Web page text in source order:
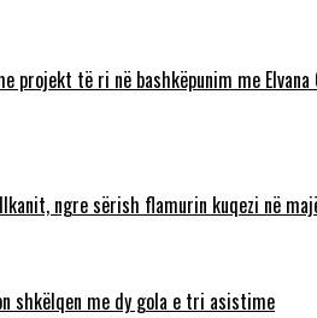
të ri në bashkëpunim me Elvana
ngre sërish flamurin kuqezi në
shkëlqen me dy gola e tri asistime